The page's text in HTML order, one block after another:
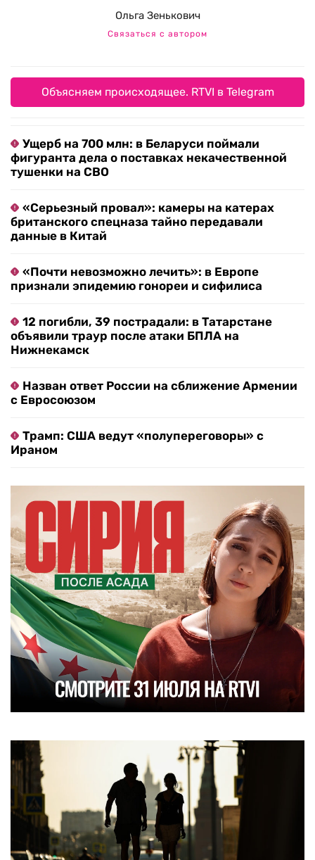
Ольга Зенькович
Связаться с автором
Объясняем происходящее. RTVI в Telegram
Ущерб на 700 млн: в Беларуси поймали
фигуранта дела о поставках некачественной
тушенки на СВО
«Серьезный провал»: камеры на катерах
британского спецназа тайно передавали
данные в Китай
«Почти невозможно лечить»: в Европе
признали эпидемию гонореи и сифилиса
12 погибли, 39 пострадали: в Татарстане
объявили траур после атаки БПЛА на
Нижнекамск
Назван ответ России на сближение Армении
с Евросоюзом
Трамп: США ведут «полупереговоры» с
Ираном